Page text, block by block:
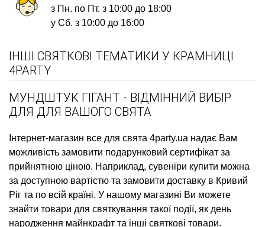
з Пн. по Пт. з 10:00 до 18:00
у Сб. з 10:00 до 16:00
ІНШІ СВЯТКОВІ ТЕМАТИКИ У КРАМНИЦІ
4PARTY
МУНДШТУК ГІГАНТ - ВІДМІННИЙ ВИБІР
ДЛЯ ДЛЯ ВАШОГО СВЯТА
Інтернет-магазин все для свята 4party.ua надає Вам
можливість замовити подарунковий сертифікат за
прийнятною ціною. Наприклад, сувеніри купити можна
за доступною вартістю та замовити доставку в Кривий
Ріг та по всій країні. У нашому магазині Ви можете
знайти товари для святкування такої події, як день
народження майнкрафт та інші святкові товари.